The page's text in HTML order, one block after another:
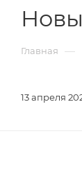
Главная —
13 апреля